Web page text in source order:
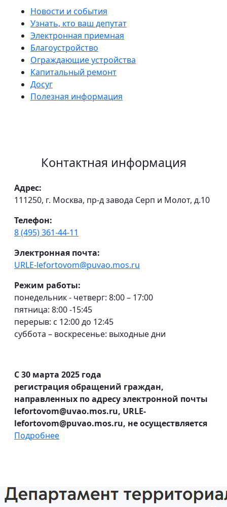
Новости и события
Узнать, кто ваш депутат
Электронная приемная
Благоустройство
Ограждающие устройства
Капитальный ремонт
Досуг
Полезная информация
Контактная информация
Адрес:
111250, г. Москва, пр-д завода Серп и Молот, д.10
Телефон:
8 (495) 361-44-11
Электронная почта:
URLE-lefortovom@puvao.mos.ru
Режим работы:
понедельник - четверг: 8:00 – 17:00
пятница: 8:00 -15:45
перерыв: с 12:00 до 12:45
суббота – воскресенье: выходные дни
С 30 марта 2025 года
регистрация обращений граждан,
направленных по адресу электронной почты
lefortovom@uvao.mos.ru, URLE-
lefortovom@puvao.mos.ru, не осуществляется
Подробнее